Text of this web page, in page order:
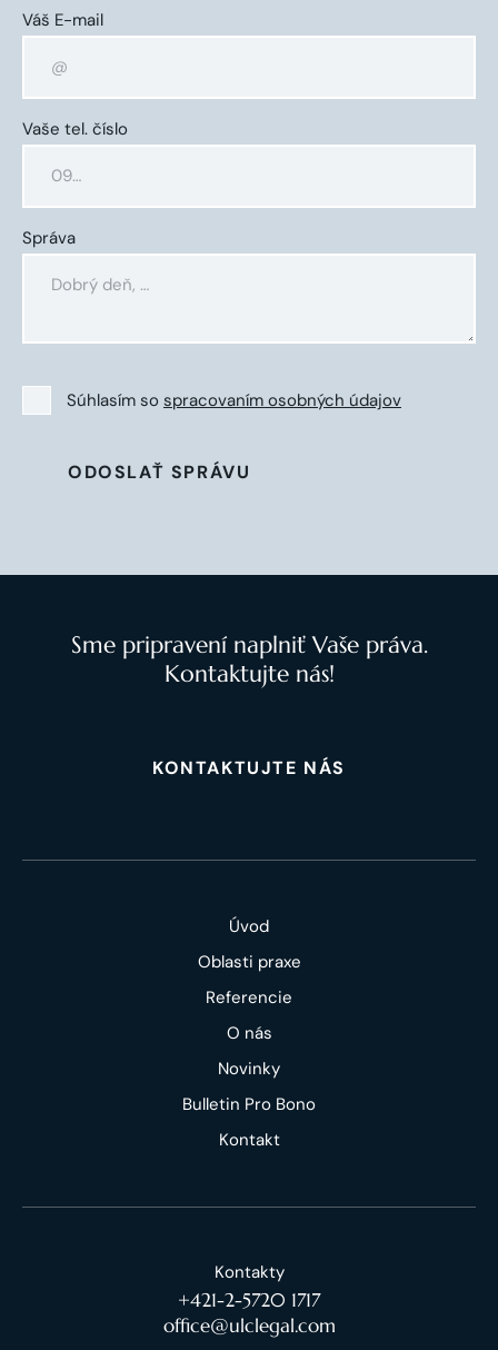
Váš E-mail
Vaše tel. číslo
Správa
Súhlasím so spracovaním osobných údajov
ODOSLAŤ SPRÁVU
Sme pripravení naplniť Vaše práva.
Kontaktujte nás!
KONTAKTUJTE NÁS
Úvod
Oblasti praxe
Referencie
O nás
Novinky
Bulletin Pro Bono
Kontakt
Kontakty
+421-2-5720 1717
office@ulclegal.com